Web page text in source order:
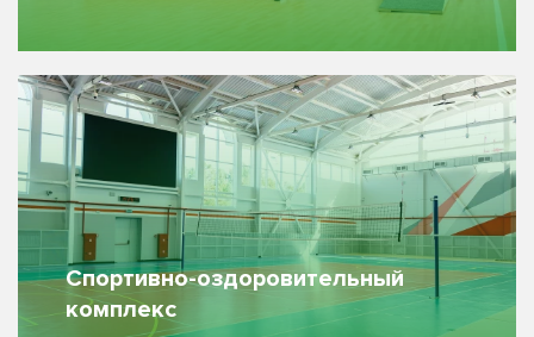
Спортивно-оздоровительный
комплекс